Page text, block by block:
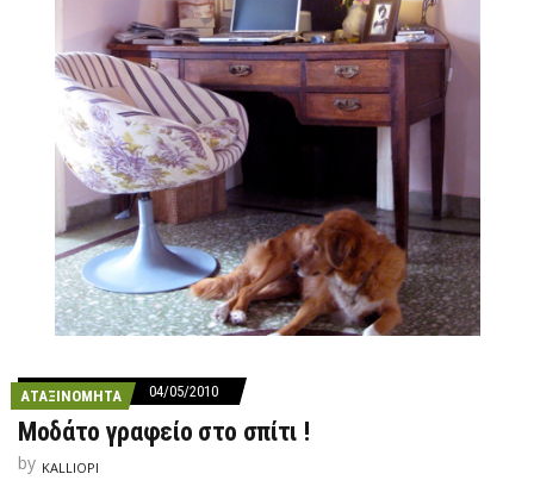
Ν
…
ΑΤΑΞΙΝΌΜΗΤΑ 04/05/2010
Μοδάτο γραφείο στο σπίτι !
by KALLIOPI